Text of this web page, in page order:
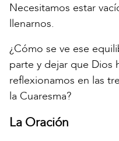
Necesitamos estar
llenarnos.
¿Cómo se ve ese
parte y dejar que Dios
reflexionamos en las
la Cuaresma?
La Oración